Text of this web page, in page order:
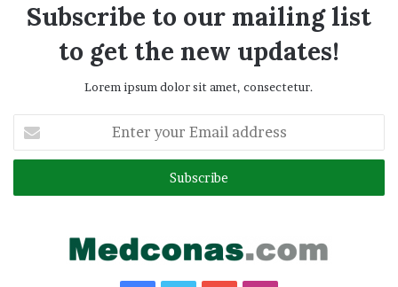
Subscribe to our mailing list
to get the new updates!
Lorem ipsum dolor sit amet, consectetur.
your
Email